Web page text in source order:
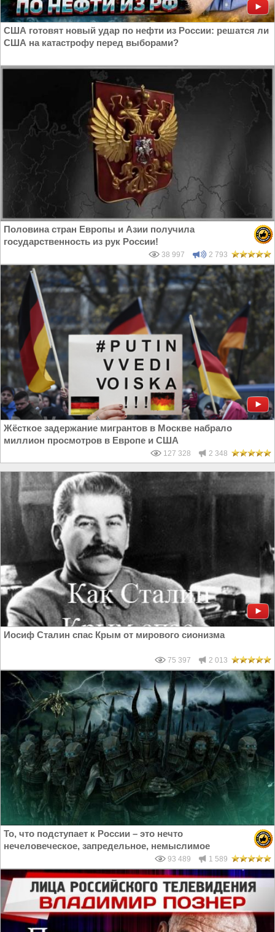
США готовят новый удар по нефти из России: решатся ли
США на катастрофу перед выборами?
Половина стран Европы и Азии получила
государственность из рук России!
38 997 2 793
Жёсткое задержание мигрантов в Москве набрало
миллион просмотров в Европе и США
127 328 2 348
Иосиф Сталин спас Крым от мирового сионизма
75 397 2 013
То, что подступает к России – это нечто
нечеловеческое, запредельное, немыслимое
93 489 1 589